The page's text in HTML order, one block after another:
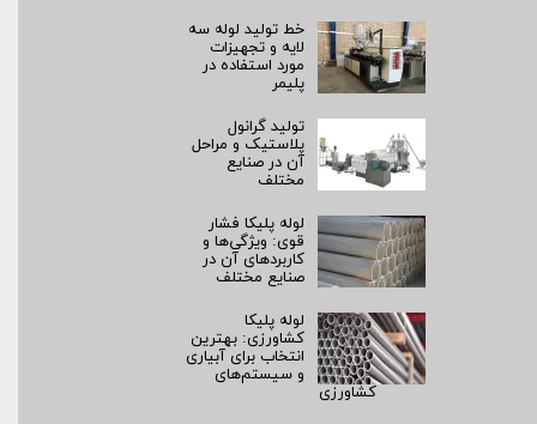
خط تولید لوله سه
لایه و تجهیزات
مورد استفاده در
پلیمر
تولید گرانول
پلاستیک و مراحل
آن در صنایع
مختلف
لوله پلیکا فشار
قوی: ویژگی‌ها و
کاربردهای آن در
صنایع مختلف
لوله پلیکا
کشاورزی: بهترین
انتخاب برای آبیاری
و سیستم‌های
کشاورزی